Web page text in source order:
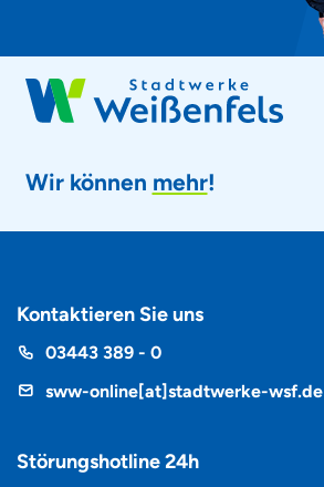
Wir können mehr!
Kontaktieren Sie uns
Telefon03443 389 - 0
sww-online[at]stadtwerke-wsf.de
Störungshotline 24h